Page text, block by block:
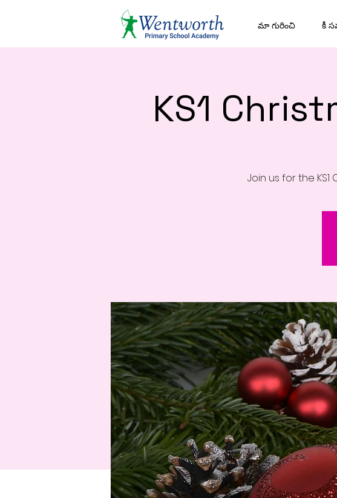
మా గురించి కీ
KS1
Join us for the